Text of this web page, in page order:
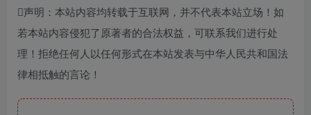
声明：本站内容均转载于互联网，并不代表本站立场！如
若本站内容侵犯了原著者的合法权益，可联系我们进行处
理！拒绝任何人以任何形式在本站发表与中华人民共和国法
律相抵触的言论！